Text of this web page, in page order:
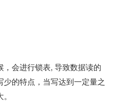
会进行锁表, 导致数据读的
的特点，当写达到一定量之